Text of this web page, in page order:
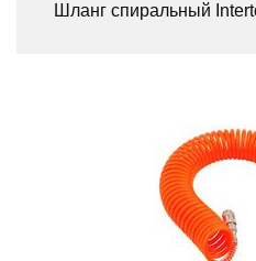
Шланг спиральный